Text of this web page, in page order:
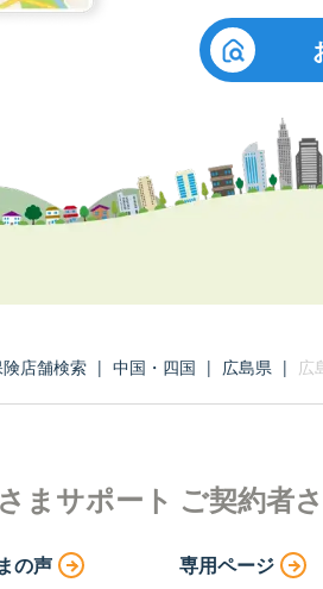
店舗検索 | 中国・四国 | 広島県 | 広
まサポート
の声
ご契約者
専用ページ